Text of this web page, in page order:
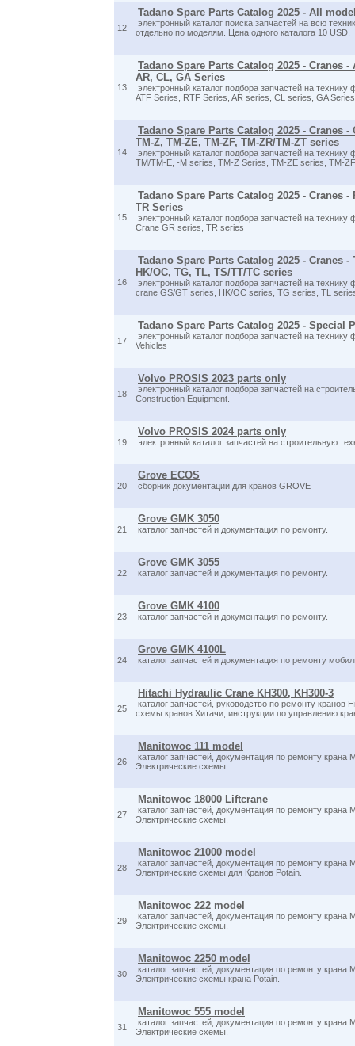
12
Tadano Spare Parts Catalog 2025 - All
электронный каталог поиска запчастей на всю
отдельно по моделям. Цена одного каталога 10 USD.
13
Tadano Spare Parts Catalog 2025 - Cranes -
AR, CL, GA Series
электронный каталог подбора запчастей на
ATF Series, RTF Series, AR series, CL series, GA Series
14
Tadano Spare Parts Catalog 2025 - Cranes -
TM-Z, TM-ZE, TM-ZF, TM-ZR/TM-ZT series
электронный каталог подбора запчастей на
TM/TM-E, -M series, TM-Z Series, TM-ZE series, TM-
15
Tadano Spare Parts Catalog 2025 - Cranes
TR Series
электронный каталог подбора запчастей на
Crane GR series, TR series
16
Tadano Spare Parts Catalog 2025 - Cranes -
HK/OC, TG, TL, TS/TT/TC series
электронный каталог подбора запчастей на
crane GS/GT series, HK/OC series, TG series, TL
17
Tadano Spare Parts Catalog 2025 - Special
электронный каталог подбора запчастей на
Vehicles
18
Volvo PROSIS 2023 parts only
электронный каталог подбора запчастей на
Construction Equipment.
19
Volvo PROSIS 2024 parts only
электронный каталог запчастей на строительную
20
Grove ECOS
сборник документации для кранов GROVE
21
Grove GMK 3050
каталог запчастей и документация по ремонту.
22
Grove GMK 3055
каталог запчастей и документация по ремонту.
23
Grove GMK 4100
каталог запчастей и документация по ремонту.
24
Grove GMK 4100L
каталог запчастей и документация по ремонту
25
Hitachi Hydraulic Crane KH300, KH300-3
каталог запчастей, руководство по ремонту кранов
схемы кранов Хитачи, инструкции по управлению
26
Manitowoc 111 model
каталог запчастей, документация по ремонту крана
Электрические схемы.
27
Manitowoc 18000 Liftcrane
каталог запчастей, документация по ремонту крана
Электрические схемы.
28
Manitowoc 21000 model
каталог запчастей, документация по ремонту крана
Электрические схемы для Кранов Potain.
29
Manitowoc 222 model
каталог запчастей, документация по ремонту крана
Электрические схемы.
30
Manitowoc 2250 model
каталог запчастей, документация по ремонту крана
Электрические схемы крана Potain.
31
Manitowoc 555 model
каталог запчастей, документация по ремонту крана
Электрические схемы.